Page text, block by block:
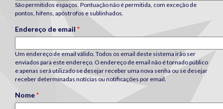
São permitidos espaços. Pontuação não é permitida, com exceção de
pontos, hifens, apóstrofos e sublinhados.
Endereço de email *
Um endereço de email válido. Todos os email deste sistema irão ser
enviados para este endereço. O endereço de email não é tornado público
e apenas será utilizado se desejar receber uma nova senha ou se desejar
receber determinadas notícias ou notificações por email.
Nome*